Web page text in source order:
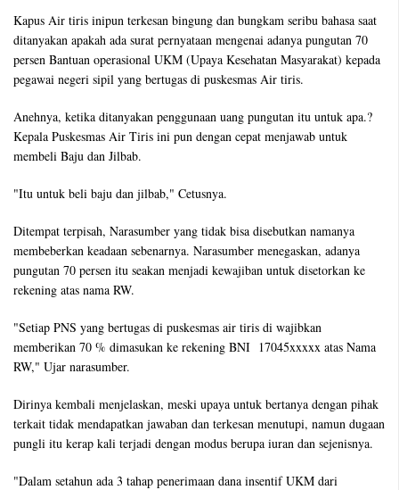
Kapus Air tiris inipun terkesan bingung dan bungkam seribu bahasa saat
ditanyakan apakah ada surat pernyataan mengenai adanya pungutan 70
persen Bantuan operasional UKM (Upaya Kesehatan Masyarakat) kepada
pegawai negeri sipil yang bertugas di puskesmas Air tiris.
Anehnya, ketika ditanyakan penggunaan uang pungutan itu untuk apa.?
Kepala Puskesmas Air Tiris ini pun dengan cepat menjawab untuk
membeli Baju dan Jilbab.
"Itu untuk beli baju dan jilbab," Cetusnya.
Ditempat terpisah, Narasumber yang tidak bisa disebutkan namanya
membeberkan keadaan sebenarnya. Narasumber menegaskan, adanya
pungutan 70 persen itu seakan menjadi kewajiban untuk disetorkan ke
rekening atas nama RW.
"Setiap PNS yang bertugas di puskesmas air tiris di wajibkan
memberikan 70 % dimasukan ke rekening BNI 17045xxxxx atas Nama
RW," Ujar narasumber.
Dirinya kembali menjelaskan, meski upaya untuk bertanya dengan pihak
terkait tidak mendapatkan jawaban dan terkesan menutupi, namun dugaan
pungli itu kerap kali terjadi dengan modus berupa iuran dan sejenisnya.
"Dalam setahun ada 3 tahap penerimaan dana insentif UKM dari